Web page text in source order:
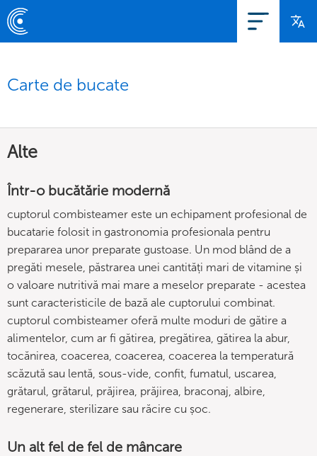
Carte de bucate
Alte
Într-o bucătărie modernă
cuptorul combisteamer este un echipament profesional de
bucatarie folosit in gastronomia profesionala pentru
prepararea unor preparate gustoase. Un mod blând de a
pregăti mesele, păstrarea unei cantități mari de vitamine și
o valoare nutritivă mai mare a meselor preparate - acestea
sunt caracteristicile de bază ale cuptorului combinat.
cuptorul combisteamer oferă multe moduri de gătire a
alimentelor, cum ar fi gătirea, pregătirea, gătirea la abur,
tocănirea, coacerea, coacerea, coacerea la temperatură
scăzută sau lentă, sous-vide, confit, fumatul, uscarea,
grătarul, grătarul, prăjirea, prăjirea, braconaj, albire,
regenerare, sterilizare sau răcire cu șoc.
Un alt fel de fel de mâncare